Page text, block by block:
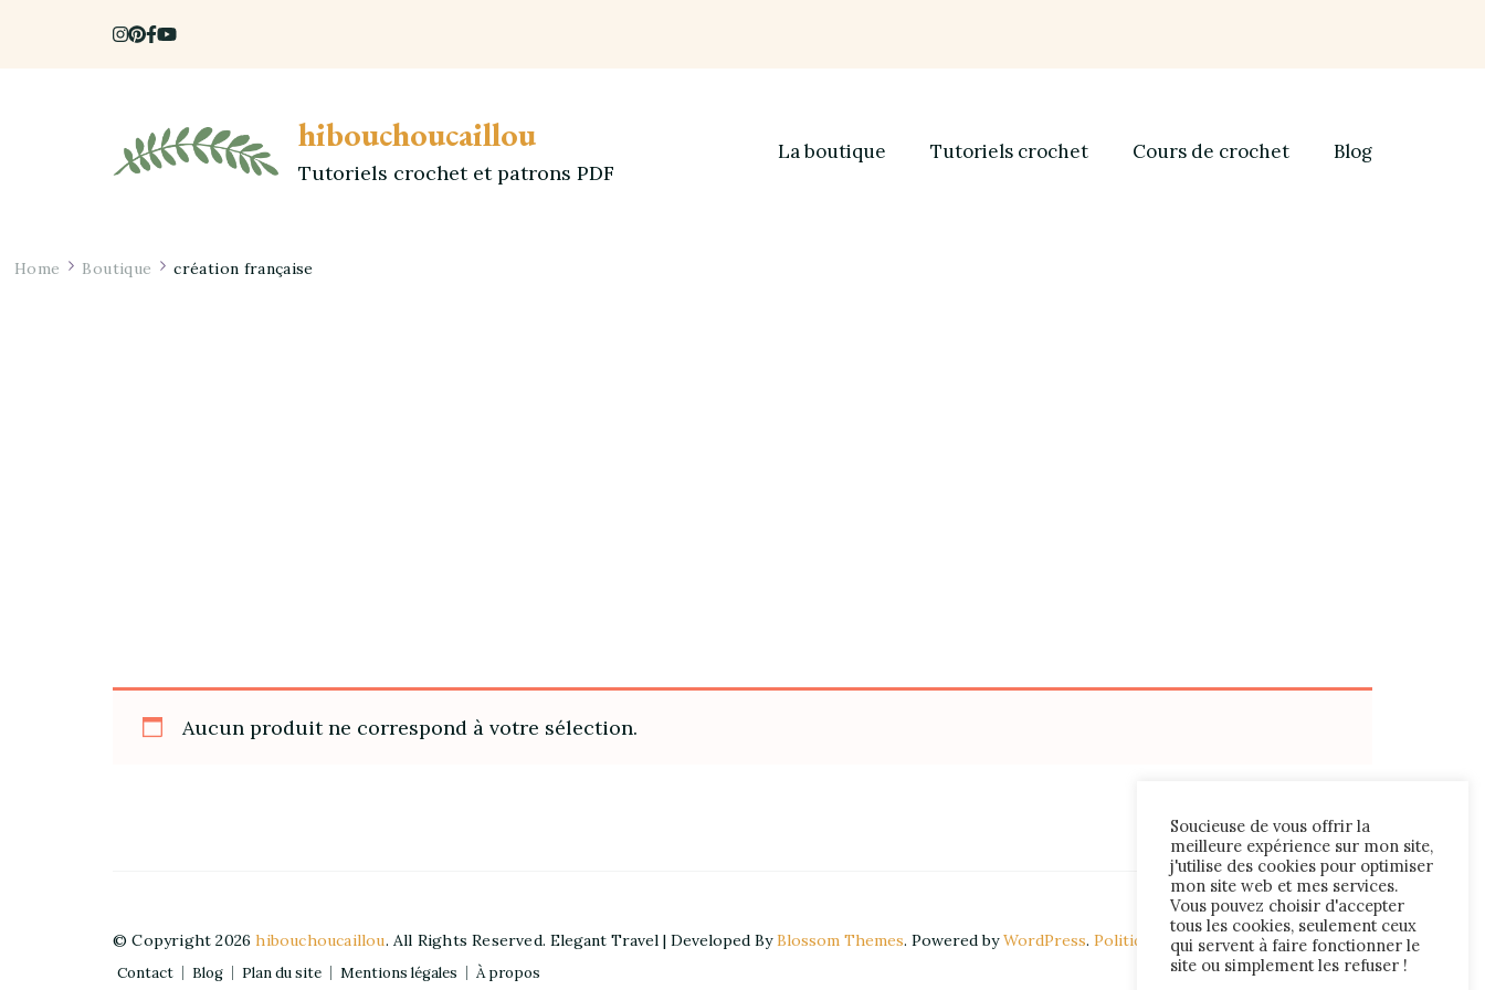
hibouchoucaillou
Tutoriels crochet et patrons PDF
La boutique Tutoriels crochet Cours de crochet Blog
Home Boutique création française
Aucun produit ne correspond à votre sélection.
© Copyright 2026hibouchoucaillou. All Rights Reserved.Elegant Travel | Developed ByBlossom Themes. Powered byWordPress.Politique de confidentialité
Contact Blog Plan du site Mentions légales À propos
Soucieuse de vous offrir la
meilleure expérience sur mon site,
j'utilise des cookies pour optimiser
mon site web et mes services.
Vous pouvez choisir d'accepter
tous les cookies, seulement ceux
qui servent à faire fonctionner le
site ou simplement les refuser !